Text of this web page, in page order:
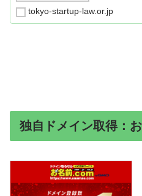
tokyo-startup-law.or.jp
独自ドメイン取得：